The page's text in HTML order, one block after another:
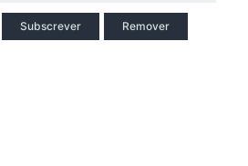
Subscrever Remover